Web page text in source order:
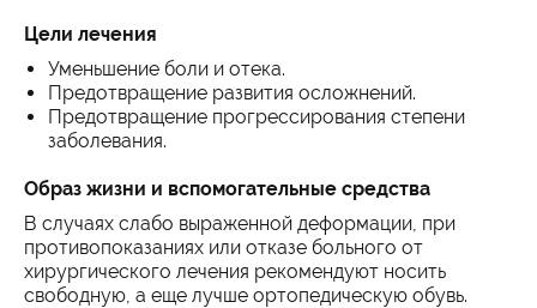
Цели лечения
Уменьшение боли и отека.
Предотвращение развития осложнений.
Предотвращение прогрессирования степени
заболевания.
Образ жизни и вспомогательные средства
В случаях слабо выраженной деформации, при
противопоказаниях или отказе больного от
хирургического лечения рекомендуют носить
свободную, а еще лучше ортопедическую обувь.